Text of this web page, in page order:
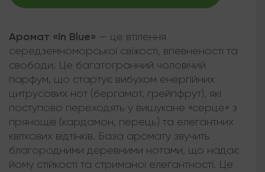
Аромат «In Blue» — це втілення
середземноморської свіжості, впевненості та
свободи. Це багатогранний чоловічий
парфум, що стартує вибухом енергійних
цитрусових нот (бергамот, грейпфрут), які
поступово переходять у вишукане «серце» з
прянощів (кардамон, перець) та елегантних
квіткових відтінків. База аромату звучить
благородними деревними нотами, що надає
йому стійкості та стриманої елегантності. Це